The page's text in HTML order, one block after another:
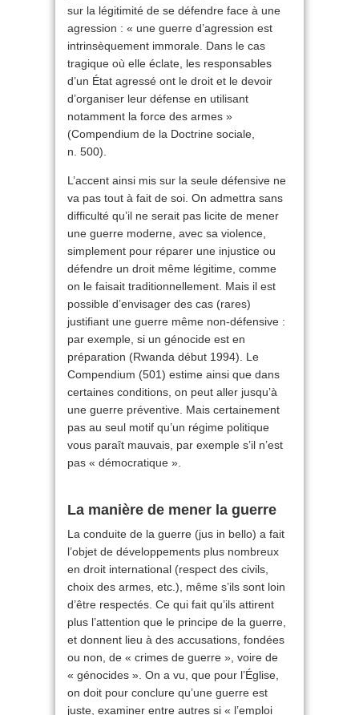
sur la légitimité de se défendre face à une
agression : « une guerre d’agression est
intrinsèquement immorale. Dans le cas
tragique où elle éclate, les responsables
d’un État agressé ont le droit et le devoir
d’organiser leur défense en utilisant
notamment la force des armes »
(Compendium de la Doctrine sociale,
n. 500).
L’accent ainsi mis sur la seule défensive ne
va pas tout à fait de soi. On admettra sans
difficulté qu’il ne serait pas licite de mener
une guerre moderne, avec sa violence,
simplement pour réparer une injustice ou
défendre un droit même légitime, comme
on le faisait traditionnellement. Mais il est
possible d’envisager des cas (rares)
justifiant une guerre même non-défensive :
par exemple, si un génocide est en
préparation (Rwanda début 1994). Le
Compendium (501) estime ainsi que dans
certaines conditions, on peut aller jusqu’à
une guerre préventive. Mais certainement
pas au seul motif qu’un régime politique
vous paraît mauvais, par exemple s’il n’est
pas « démocratique ».
La manière de mener la guerre
La conduite de la guerre (jus in bello) a fait
l’objet de développements plus nombreux
en droit international (respect des civils,
choix des armes, etc.), même s’ils sont loin
d’être respectés. Ce qui fait qu’ils attirent
plus l’attention que le principe de la guerre,
et donnent lieu à des accusations, fondées
ou non, de « crimes de guerre », voire de
« génocides ». On a vu, que pour l’Église,
on doit pour conclure qu’une guerre est
juste, examiner entre autres si « l’emploi